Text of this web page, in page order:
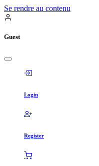
Se rendre au contenu
Guest
Login
Register